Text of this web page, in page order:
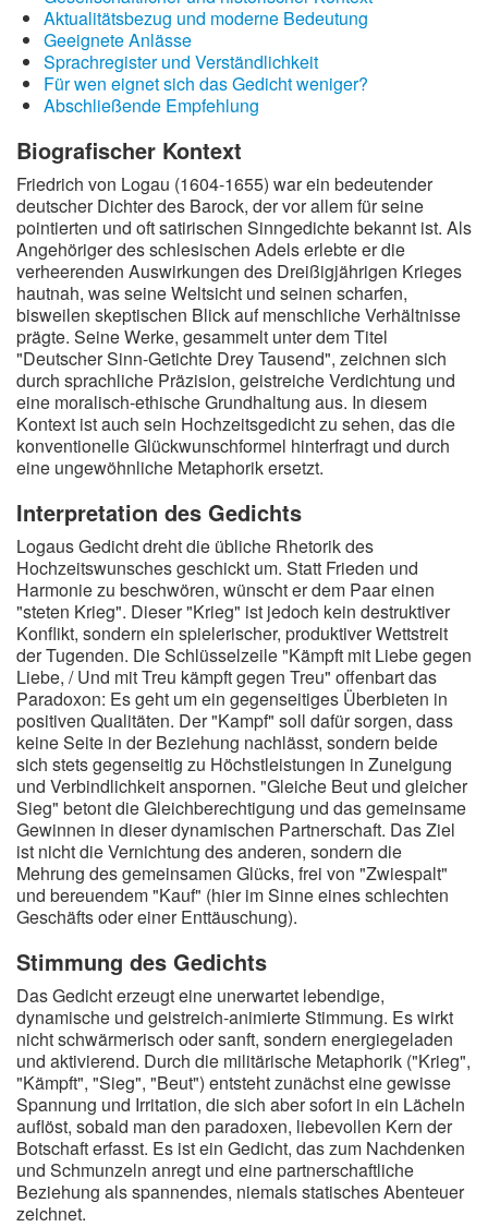
Wintergedichte
Dichter
Gedichte-Quiz
Zufallsgedicht
Aktualitätsbezug und moderne Bedeutung
Geeignete Anlässe
Sprachregister und Verständlichkeit
Für wen eignet sich das Gedicht weniger?
Abschließende Empfehlung
Biografischer Kontext
Friedrich von Logau (1604-1655) war ein bedeutender
deutscher Dichter des Barock, der vor allem für seine
pointierten und oft satirischen Sinngedichte bekannt ist. Als
Angehöriger des schlesischen Adels erlebte er die
verheerenden Auswirkungen des Dreißigjährigen Krieges
hautnah, was seine Weltsicht und seinen scharfen,
bisweilen skeptischen Blick auf menschliche Verhältnisse
prägte. Seine Werke, gesammelt unter dem Titel
"Deutscher Sinn-Getichte Drey Tausend", zeichnen sich
durch sprachliche Präzision, geistreiche Verdichtung und
eine moralisch-ethische Grundhaltung aus. In diesem
Kontext ist auch sein Hochzeitsgedicht zu sehen, das die
konventionelle Glückwunschformel hinterfragt und durch
eine ungewöhnliche Metaphorik ersetzt.
Interpretation des Gedichts
Logaus Gedicht dreht die übliche Rhetorik des
Hochzeitswunsches geschickt um. Statt Frieden und
Harmonie zu beschwören, wünscht er dem Paar einen
"steten Krieg". Dieser "Krieg" ist jedoch kein destruktiver
Konflikt, sondern ein spielerischer, produktiver Wettstreit
der Tugenden. Die Schlüsselzeile "Kämpft mit Liebe gegen
Liebe, / Und mit Treu kämpft gegen Treu" offenbart das
Paradoxon: Es geht um ein gegenseitiges Überbieten in
positiven Qualitäten. Der "Kampf" soll dafür sorgen, dass
keine Seite in der Beziehung nachlässt, sondern beide
sich stets gegenseitig zu Höchstleistungen in Zuneigung
und Verbindlichkeit anspornen. "Gleiche Beut und gleicher
Sieg" betont die Gleichberechtigung und das gemeinsame
Gewinnen in dieser dynamischen Partnerschaft. Das Ziel
ist nicht die Vernichtung des anderen, sondern die
Mehrung des gemeinsamen Glücks, frei von "Zwiespalt"
und bereuendem "Kauf" (hier im Sinne eines schlechten
Geschäfts oder einer Enttäuschung).
Stimmung des Gedichts
Das Gedicht erzeugt eine unerwartet lebendige,
dynamische und geistreich-animierte Stimmung. Es wirkt
nicht schwärmerisch oder sanft, sondern energiegeladen
und aktivierend. Durch die militärische Metaphorik ("Krieg",
"Kämpft", "Sieg", "Beut") entsteht zunächst eine gewisse
Spannung und Irritation, die sich aber sofort in ein Lächeln
auflöst, sobald man den paradoxen, liebevollen Kern der
Botschaft erfasst. Es ist ein Gedicht, das zum Nachdenken
und Schmunzeln anregt und eine partnerschaftliche
Beziehung als spannendes, niemals statisches Abenteuer
zeichnet.